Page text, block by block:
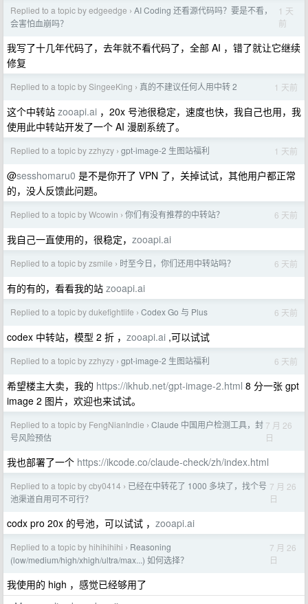
Replied to a topic by edgeedge › AI Coding 还看源代码吗？要是不看，
会害怕血崩吗？
1 天
前
我写了十几年代码了，去年就不看代码了，全部 AI ，错了就让它继续
修复
Replied to a topic by SingeeKing › 真的不建议任何人用中转 2 1 天前
这个中转站 zooapi.ai ，20x 号池很稳定，速度也快，我自己也用，我
使用此中转站开发了一个 AI 漫剧系统了。
Replied to a topic by zzhyzy › gpt-image-2 生图站福利 1 天前
@sesshomaru0 是不是你开了 VPN 了，关掉试试，其他用户都正常
的，没人反馈此问题。
Replied to a topic by Wcowin › 你们有没有推荐的中转站？ 6 天前
我自己一直使用的，很稳定， zooapi.ai
Replied to a topic by zsmile › 时至今日，你们还用中转站吗？ 6 天前
有的有的，看看我的站 zooapi.ai
Replied to a topic by dukefightlife › Codex Go 与 Plus 6 天前
codex 中转站，模型 2 折 ， zooapi.ai ,可以试试
Replied to a topic by zzhyzy › gpt-image-2 生图站福利 6 天前
希望楼主大卖，我的 https://ikhub.net/gpt-image-2.html 8 分一张 gpt
image 2 图片，欢迎也来试试。
Replied to a topic by FengNianIndie › Claude 中国用户检测工具，封
号风险预估
7 月 26
日
我也部署了一个 https://ikcode.co/claude-check/zh/index.html
Replied to a topic by cby0414 › 已经在中转花了 1000 多块了，找个号
池渠道自用可不可行？
7 月 26
日
codx pro 20x 的号池，可以试试 ， zooapi.ai
Replied to a topic by hihihihihi › Reasoning
(low/medium/high/xhigh/ultra/max...) 如何选择？
7 月 26
日
我使用的 high ，感觉已经够用了